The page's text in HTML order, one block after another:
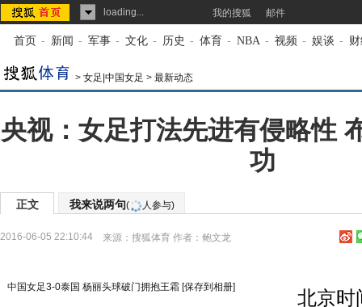
loading... 我的搜狐 邮件
首页 - 新闻 - 军事 - 文化 - 历史 - 体育 - NBA - 视频 - 娱谈 -
> 女足|中国女足 > 最新动态
央视：女足打法先进有侵略性
功
正文 我来说两句( 人参与)
2016-06-05 22:10:44 来源： 搜狐体育 作者：鲍文龙
中国女足3-0泰国 杨丽头球破门拥抱王霜 [保存到相册]
北京时